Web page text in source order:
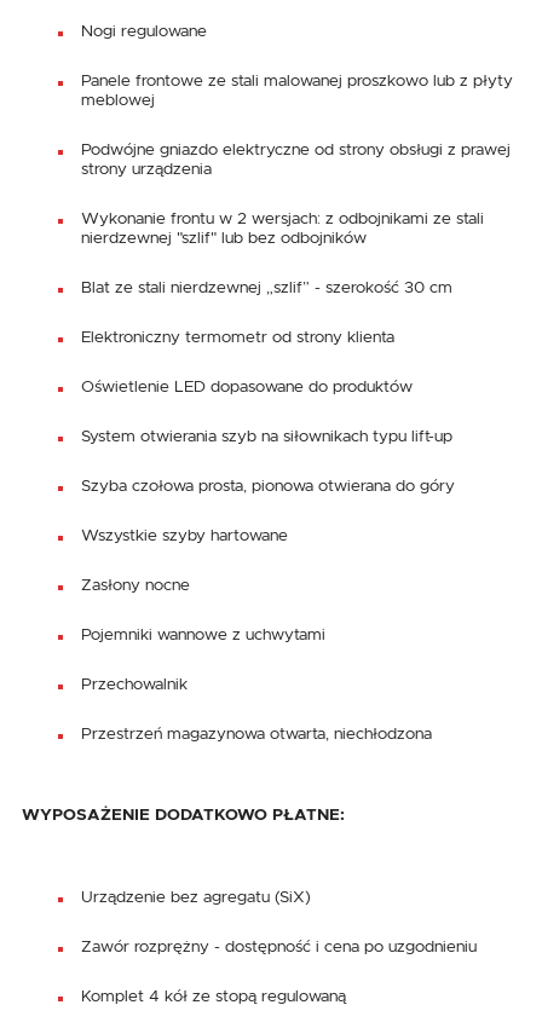
Nogi regulowane
Panele frontowe ze stali malowanej proszkowo lub z płyty
meblowej
Podwójne gniazdo elektryczne od strony obsługi z prawej
strony urządzenia
Wykonanie frontu w 2 wersjach: z odbojnikami ze stali
nierdzewnej "szlif" lub bez odbojników
Blat ze stali nierdzewnej „szlif” - szerokość 30 cm
Elektroniczny termometr od strony klienta
Oświetlenie LED dopasowane do produktów
System otwierania szyb na siłownikach typu lift-up
Szyba czołowa prosta, pionowa otwierana do góry
Wszystkie szyby hartowane
Zasłony nocne
Pojemniki wannowe z uchwytami
Przechowalnik
Przestrzeń magazynowa otwarta, niechłodzona
WYPOSAŻENIE DODATKOWO PŁATNE:
Urządzenie bez agregatu (SiX)
Zawór rozprężny - dostępność i cena po uzgodnieniu
Komplet 4 kół ze stopą regulowaną